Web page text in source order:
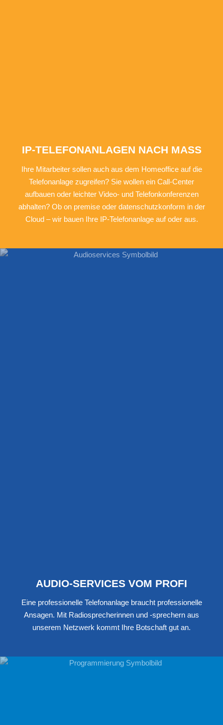
IP-TELEFONANLAGEN NACH MASS
Ihre Mitarbeiter sollen auch aus dem Homeoffice auf die
Telefonanlage zugreifen? Sie wollen ein Call-Center
aufbauen oder leichter Video- und Telefonkonferenzen
abhalten? Ob on premise oder datenschutzkonform in der
Cloud – wir bauen Ihre IP-Telefonanlage auf oder aus.
AUDIO-SERVICES VOM PROFI
Eine professionelle Telefonanlage braucht professionelle
Ansagen. Mit Radiosprecherinnen und -sprechern aus
unserem Netzwerk kommt Ihre Botschaft gut an.